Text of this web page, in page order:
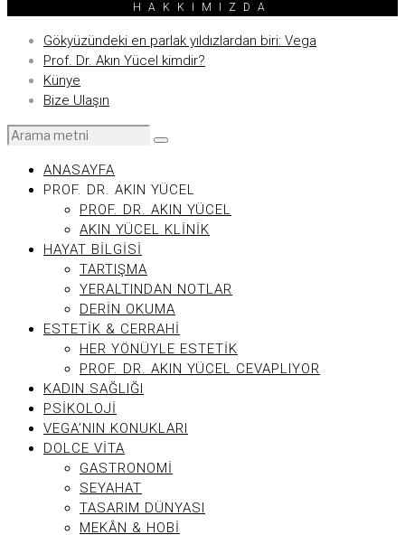
HAKKIMIZDA
Gökyüzündeki en parlak yıldızlardan biri: Vega
Prof. Dr. Akın Yücel kimdir?
Künye
Bize Ulaşın
ANASAYFA
PROF. DR. AKIN YÜCEL
PROF. DR. AKIN YÜCEL
AKIN YÜCEL KLINIK
HAYAT BILGISI
TARTIŞMA
YERALTINDAN NOTLAR
DERIN OKUMA
ESTETIK & CERRAHI
HER YÖNÜYLE ESTETIK
PROF. DR. AKIN YÜCEL CEVAPLIYOR
KADIN SAĞLIĞI
PSIKOLOJI
VEGA’NIN KONUKLARI
DOLCE VITA
GASTRONOMI
SEYAHAT
TASARIM DÜNYASI
MEKÂN & HOBI